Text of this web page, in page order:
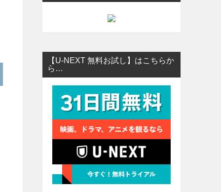
【U-NEXT 無料お試し】はこちらか
ら…